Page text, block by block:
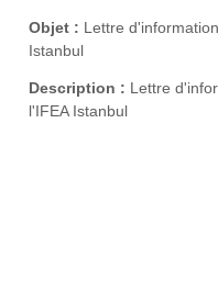
Objet : Lettre
Istanbul
Description : Lettre
l'IFEA Istanbul